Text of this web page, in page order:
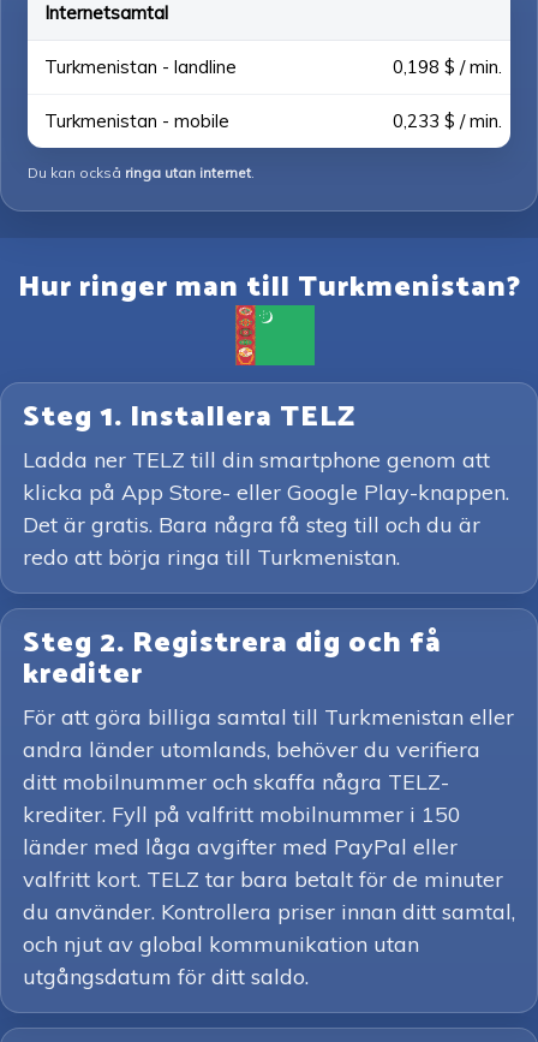
Internetsamtal
Turkmenistan - landline 0,198 $ / min.
Turkmenistan - mobile 0,233 $ / min.
Du kan också ringa utan internet.
Hur ringer man till Turkmenistan?
Steg 1. Installera TELZ
Ladda ner TELZ till din smartphone genom att
klicka på App Store- eller Google Play-knappen.
Det är gratis. Bara några få steg till och du är
redo att börja ringa till Turkmenistan.
Steg 2. Registrera dig och få
krediter
För att göra billiga samtal till Turkmenistan eller
andra länder utomlands, behöver du verifiera
ditt mobilnummer och skaffa några TELZ-
krediter. Fyll på valfritt mobilnummer i 150
länder med låga avgifter med PayPal eller
valfritt kort. TELZ tar bara betalt för de minuter
du använder. Kontrollera priser innan ditt samtal,
och njut av global kommunikation utan
utgångsdatum för ditt saldo.